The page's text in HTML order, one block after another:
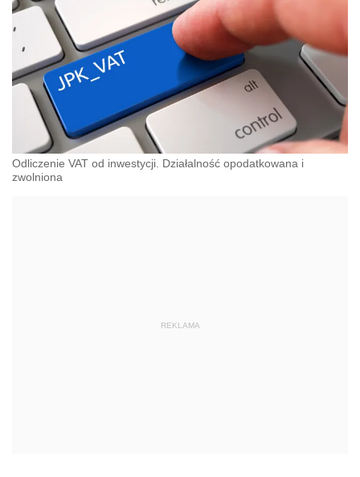
Odliczenie VAT od inwestycji. Działalność opodatkowana i
zwolniona